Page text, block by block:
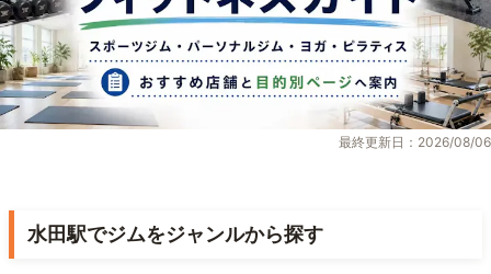
最終更新日：2026/08/06
水田駅でジムをジャンルから探す